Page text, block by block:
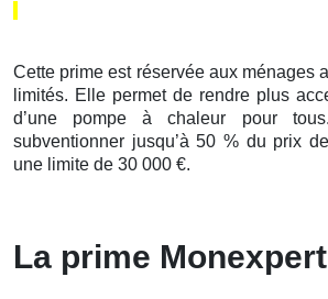
Cette prime est réservée aux ménages
limités. Elle permet de rendre plus
d’une pompe à chaleur pour
subventionner jusqu’à 50 % du prix
une limite de 30 000 €.
La prime Monexpert